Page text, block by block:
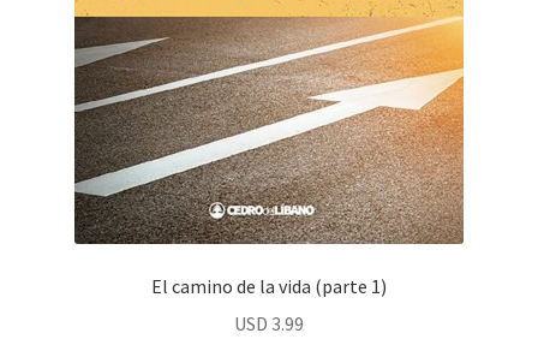
El camino de la vida (parte 1)
USD 3.99